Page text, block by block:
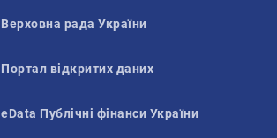
Верховна рада України
Портал відкритих даних
eData Публічні фінанси України